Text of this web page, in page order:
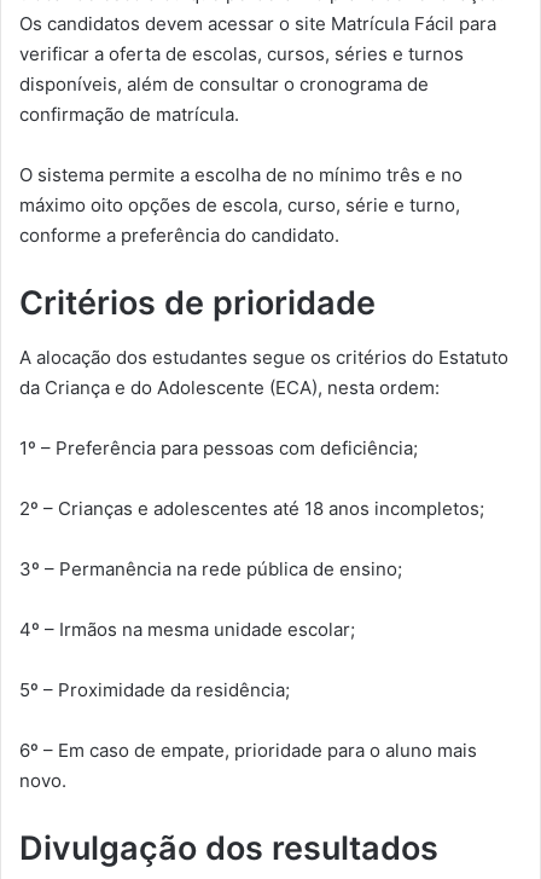
Os candidatos devem acessar o site Matrícula Fácil para
verificar a oferta de escolas, cursos, séries e turnos
disponíveis, além de consultar o cronograma de
confirmação de matrícula.
O sistema permite a escolha de no mínimo três e no
máximo oito opções de escola, curso, série e turno,
conforme a preferência do candidato.
Critérios de prioridade
A alocação dos estudantes segue os critérios do Estatuto
da Criança e do Adolescente (ECA), nesta ordem:
1º – Preferência para pessoas com deficiência;
2º – Crianças e adolescentes até 18 anos incompletos;
3º – Permanência na rede pública de ensino;
4º – Irmãos na mesma unidade escolar;
5º – Proximidade da residência;
6º – Em caso de empate, prioridade para o aluno mais
novo.
Divulgação dos resultados